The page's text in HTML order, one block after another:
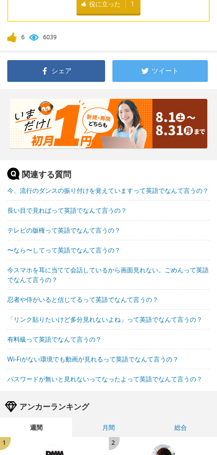
役に立った 1
6 6039
シェア ツイート
関連する質問
今、流行のダンスの振り付けを覚えていますって英語でなんて言うの？
長い目で見ればって英語でなんて言うの？
テレビの版権って英語でなんて言うの？
〜なら〜してって英語でなんて言うの？
今スマホを耳に当てて会話しているから画面見れない。ごめんって英語
でなんて言うの？
忍者や侍がいると信じてるって英語でなんて言うの？
「リンク貼りたいけど多分見れないよね」って英語でなんて言うの？
有料級って英語でなんて言うの？
Wi-Fiがない環境でも動画が見れるって英語でなんて言うの？
パスワードが無いと見れないってなったよって英語でなんて言うの？
アンカーランキング
週間 月間
総合
1
2